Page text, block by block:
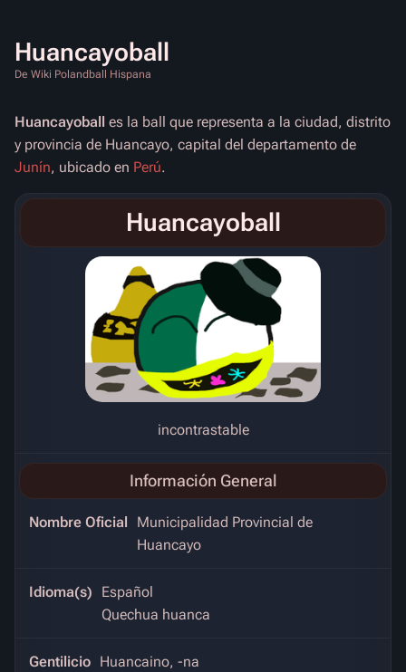
Huancayoball
De Wiki Polandball Hispana
Huancayoball es la ball que representa a la ciudad, distrito
y provincia de Huancayo, capital del departamento de
Junín, ubicado en Perú.
Huancayoball
incontrastable
Información General
Nombre Oficial
Municipalidad Provincial de
Huancayo
Idioma(s)
Español
Quechua huanca
Gentilicio Huancaino, -na